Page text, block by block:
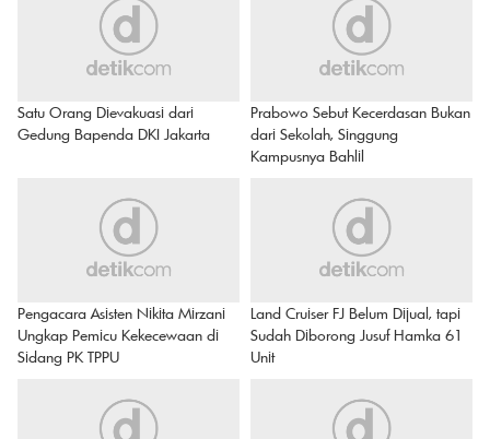
Satu Orang Dievakuasi dari
Gedung Bapenda DKI Jakarta
Prabowo Sebut Kecerdasan Bukan
dari Sekolah, Singgung
Kampusnya Bahlil
Pengacara Asisten Nikita Mirzani
Ungkap Pemicu Kekecewaan di
Sidang PK TPPU
Land Cruiser FJ Belum Dijual, tapi
Sudah Diborong Jusuf Hamka 61
Unit